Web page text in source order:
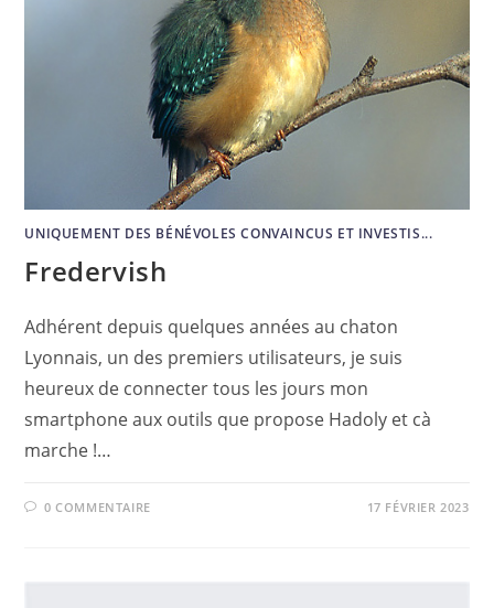
UNIQUEMENT DES BÉNÉVOLES CONVAINCUS ET INVESTIS...
Fredervish
Adhérent depuis quelques années au chaton
Lyonnais, un des premiers utilisateurs, je suis
heureux de connecter tous les jours mon
smartphone aux outils que propose Hadoly et cà
marche !…
0 COMMENTAIRE 17 FÉVRIER 2023